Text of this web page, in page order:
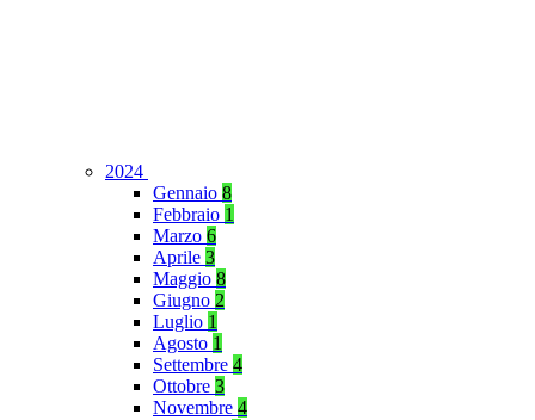
2024
Gennaio 8
Febbraio 1
Marzo 6
Aprile 3
Maggio 8
Giugno 2
Luglio 1
Agosto 1
Settembre 4
Ottobre 3
Novembre 4